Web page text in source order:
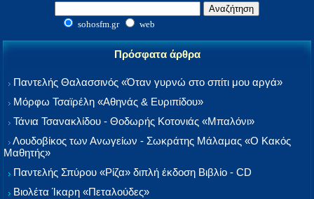
sohosfm.gr web
Πρόσφατα άρθρα
Παντελής Θαλασσινός «Όταν γυρνώ στο σπίτι μου αργά»
Μόρφω Τσαϊρέλη «Αθηνάς & Ευριπίδου»
Τάνια Τσανακλίδου - Θοδωρής Κοτονιάς «Μπαλόνι»
Λουδοβίκος των Ανωγείων - Σωκράτης Μάλαμας «Ο Κακός
Μαθητής»
Παντελής Σπύρου «Ρίζα» διπλή έκδοση Βιβλίο - CD
Βιολέτα Ίκαρη «Πεταλούδες»